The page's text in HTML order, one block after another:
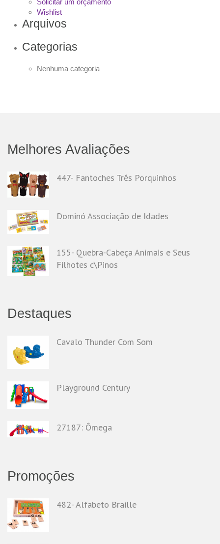
Wishlist
Arquivos
Categorias
Nenhuma categoria
Melhores Avaliações
447- Fantoches Três Porquinhos
Dominó Associação de Idades
155- Quebra-Cabeça Animais e Seus
Filhotes c\Pinos
Destaques
Cavalo Thunder Com Som
Playground Century
27187: Ômega
Promoções
482- Alfabeto Braille